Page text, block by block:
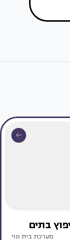
בתים
מערכת בית ונוי